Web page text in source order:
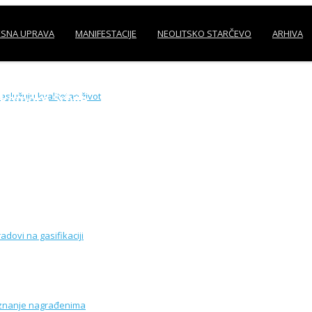
UPRAVA MANIFESTACIJE NEOLITSKO STARČEVO ARHIVA
PANČEVA: Pančevci zaslužuju kvalitetan život
Srbije
za Radakoviće
istim tempom u 2021.
KILOMETARA: Završni radovi na gasifikaciji
Dodeljeno priznanje nagrađenima